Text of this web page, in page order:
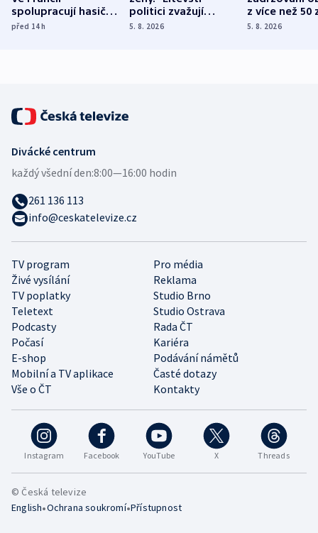
spolupracují hasiči z
různých zemí
před 14h
politici zvažují
dohodu o
5. 8. 2026
z více než 50
Bojovali na
5. 8. 2026
Instagram Facebook YouTube X Threads
TV program
Pro média
Živé vysílání
Reklama
TV poplatky
Studio Brno
Teletext
Studio Ostrava
Podcasty
Rada ČT
Počasí
Kariéra
E-shop
Podávání námětů
Mobilní a TV aplikace
Časté dotazy
Vše o ČT
Kontakty
Divácké centrum
každý všední den:8:00—16:00 hodin
261 136 113
info@ceskatelevize.cz
© Česká televize
English•Ochrana soukromí•Přístupnost